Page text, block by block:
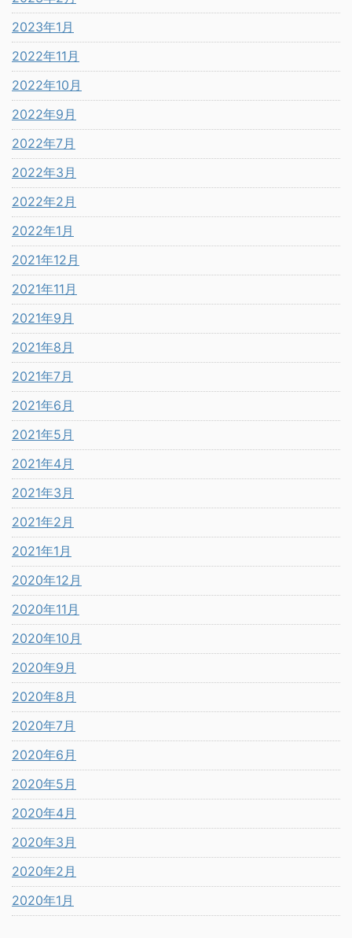
2023年1月
2022年11月
2022年10月
2022年9月
2022年7月
2022年3月
2022年2月
2022年1月
2021年12月
2021年11月
2021年9月
2021年8月
2021年7月
2021年6月
2021年5月
2021年4月
2021年3月
2021年2月
2021年1月
2020年12月
2020年11月
2020年10月
2020年9月
2020年8月
2020年7月
2020年6月
2020年5月
2020年4月
2020年3月
2020年2月
2020年1月